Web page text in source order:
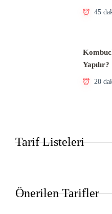
45
Yapılır?
20
Tarif Listeleri
Önerilen Tarifler